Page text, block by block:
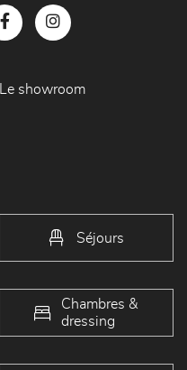
Le showroom
Séjours
Chambres &
dressing